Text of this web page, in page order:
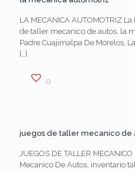
LA MECANICA AUTOMOTRIZ
de taller mecanico de autos, la
Padre Cuajimalpa De Morelos,
[…]
0
juegos de taller mecanico de
JUEGOS DE TALLER
Mecanico De Autos, inventario